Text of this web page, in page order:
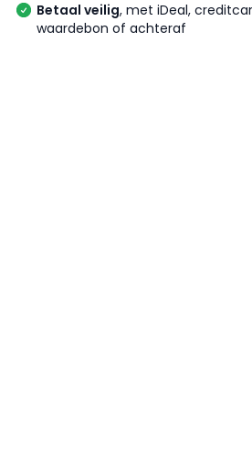
Betaal veilig, met iDeal,
waardebon of achteraf